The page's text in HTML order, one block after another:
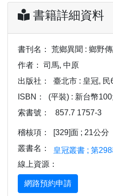
書籍詳細資料
書刊名：
荒鄉異聞 : 鄉野
作者：
司馬, 中原
出版社：
臺北市 : 皇冠,
ISBN：
(平裝) : 新台幣
索書號：
857.7 1757-3
稽核項：
[329]面 ; 21公分
叢書名：
皇冠叢書 ; 第
線上資源：